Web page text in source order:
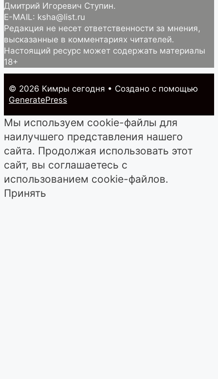
Дмитрий Игоревич Ступин.
E-MAIL: ksha@list.ru
Редакция не несет ответственности за мнения,
высказанные в комментариях читателей.
Настоящий ресурс может содержать материалы
18+
© 2026 Кимры cегодня • Создано с помощью
GeneratePress
Мы используем cookie-файлы для
наилучшего представления нашего
сайта. Продолжая использовать этот
сайт, вы соглашаетесь с
использованием cookie-файлов.
Принять